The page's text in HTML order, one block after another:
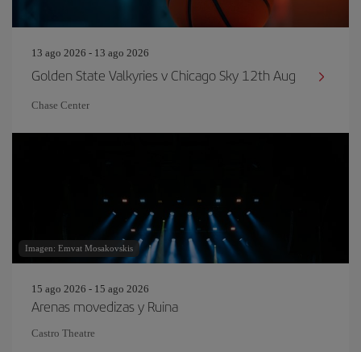
13 ago 2026 - 13 ago 2026
Golden State Valkyries v Chicago Sky 12th Aug
Chase Center
Imagen: Emvat Mosakovskis
15 ago 2026 - 15 ago 2026
Arenas movedizas y Ruina
Castro Theatre